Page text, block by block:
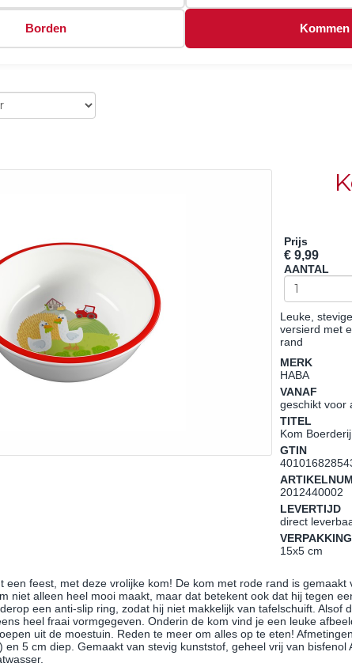
Borden Kommen
Prijs
€ 9,99
AANTAL
Leuke,
versierd met
rand
MERK
HABA
VANAF
geschikt voor
TITEL
Kom Boerderij
GTIN
2012440002
LEVERTIJD
direct
VERPAKKING
15x5 cm
een feest, met deze vrolijke kom! De kom met rode rand is gemaakt
niet alleen heel mooi maakt, maar dat betekent ook dat hij tegen
een anti-slip ring, zodat hij niet makkelijk van tafelschuift. Alsof
heel fraai vormgegeven. Onderin de kom vind je een leuke
uit de moestuin. Reden te meer om alles op te eten!
5 cm diep. Gemaakt van stevig kunststof, geheel vrij van bisfenol